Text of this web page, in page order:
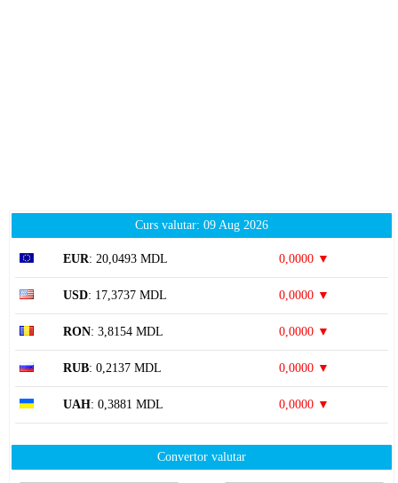
Curs valutar: 09 Aug 2026
EUR: 20,0493 MDL 0,0000 ▼
USD: 17,3737 MDL 0,0000 ▼
RON: 3,8154 MDL 0,0000 ▼
RUB: 0,2137 MDL 0,0000 ▼
UAH: 0,3881 MDL 0,0000 ▼
Convertor valutar